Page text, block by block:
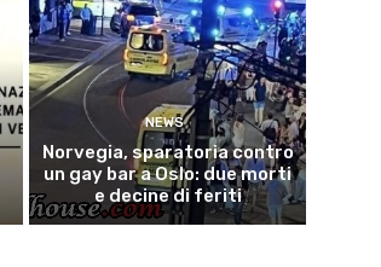
NEWS
Norvegia, sparatoria contro
un gay bar a Oslo: due morti
e decine di feriti